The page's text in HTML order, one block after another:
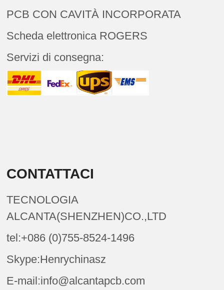
PCB CON CAVITÀ INCORPORATA
Scheda elettronica ROGERS
Servizi di consegna:
CONTATTACI
TECNOLOGIA
ALCANTA(SHENZHEN)CO.,LTD
tel:+086 (0)755-8524-1496
Skype:Henrychinasz
E-mail:info@alcantapcb.com